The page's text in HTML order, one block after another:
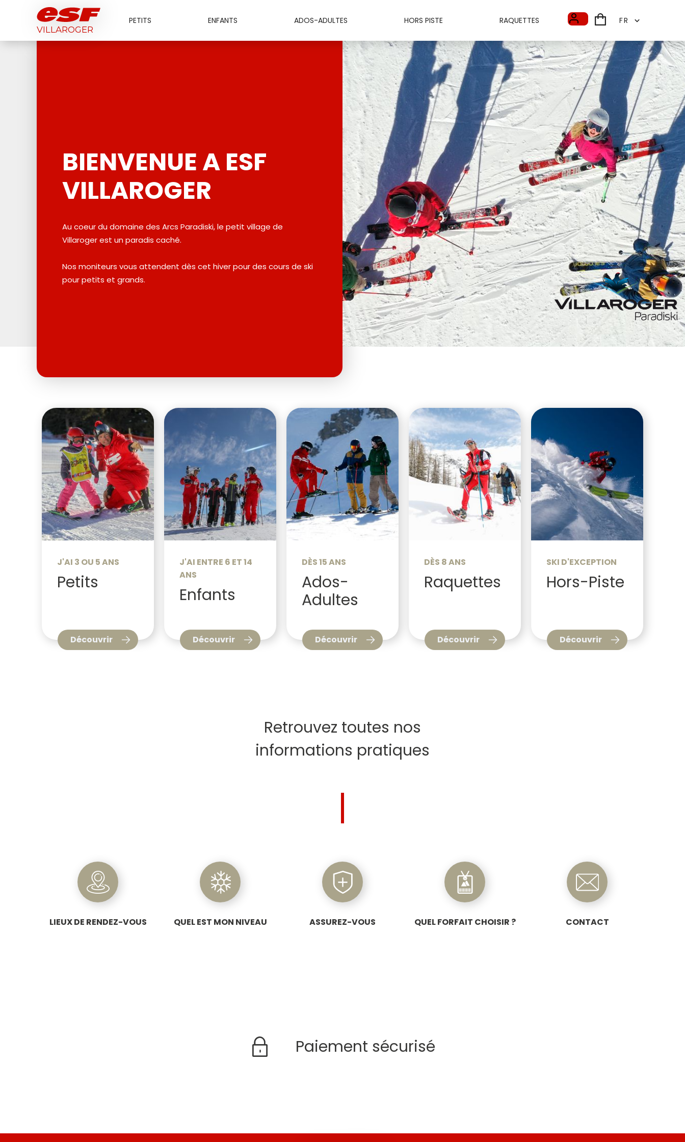
VILLAROGER
PETITS ENFANTS ADOS-ADULTES HORS PISTE RAQUETTES FR
FR
BIENVENUE A ESF
VILLAROGER
Au coeur du domaine des Arcs Paradiski, le petit village de
Villaroger est un paradis caché.
Nos moniteurs vous attendent dès cet hiver pour des cours de ski
pour petits et grands.
J'AI 3 OU 5 ANS
Petits
Découvrir
J'AI ENTRE 6 ET 14
ANS
Enfants
Découvrir
DÈS 15 ANS
Ados-
Adultes
Découvrir
DÈS 8 ANS
Raquettes
Découvrir
SKI D'EXCEPTION
Hors-Piste
Découvrir
Retrouvez toutes nos
informations pratiques
LIEUX DE RENDEZ-VOUS QUEL EST MON NIVEAU ASSUREZ-VOUS QUEL FORFAIT CHOISIR ? CONTACT
Paiement sécurisé